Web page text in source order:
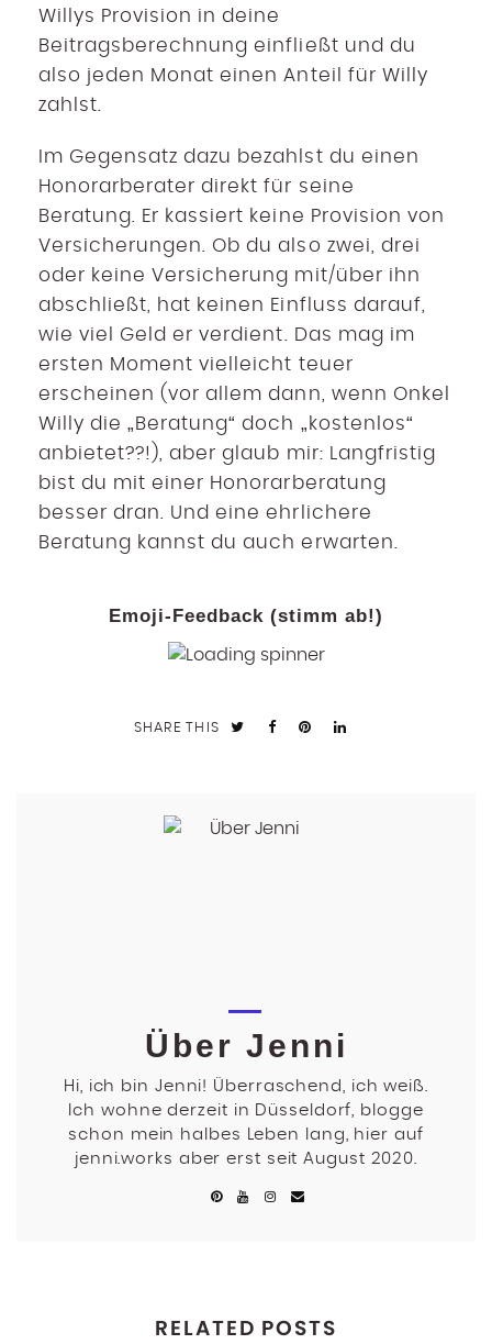
Willys Provision in deine
Beitragsberechnung einfließt und du
also jeden Monat einen Anteil für Willy
zahlst.
Im Gegensatz dazu bezahlst du einen
Honorarberater direkt für seine
Beratung. Er kassiert keine Provision von
Versicherungen. Ob du also zwei, drei
oder keine Versicherung mit/über ihn
abschließt, hat keinen Einfluss darauf,
wie viel Geld er verdient. Das mag im
ersten Moment vielleicht teuer
erscheinen (vor allem dann, wenn Onkel
Willy die „Beratung“ doch „kostenlos“
anbietet??!), aber glaub mir: Langfristig
bist du mit einer Honorarberatung
besser dran. Und eine ehrlichere
Beratung kannst du auch erwarten.
Emoji-Feedback (stimm ab!)
SHARE THIS
Über Jenni
Hi, ich bin Jenni! Überraschend, ich weiß.
Ich wohne derzeit in Düsseldorf, blogge
schon mein halbes Leben lang, hier auf
jenni.works aber erst seit August 2020.
RELATED POSTS